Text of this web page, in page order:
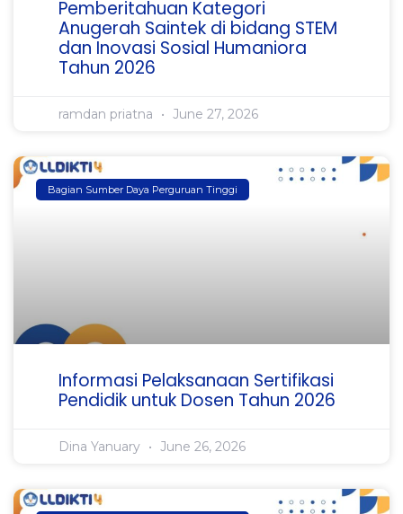
Pemberitahuan Kategori
Anugerah Saintek di bidang STEM
dan Inovasi Sosial Humaniora
Tahun 2026
ramdan priatna June 27, 2026
Bagian Sumber Daya Perguruan Tinggi
Informasi Pelaksanaan Sertifikasi
Pendidik untuk Dosen Tahun 2026
Dina Yanuary June 26, 2026